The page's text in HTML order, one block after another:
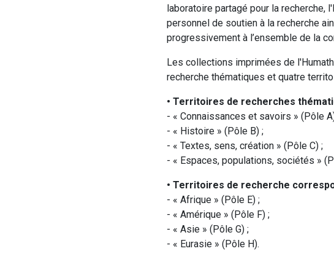
laboratoire partagé pour la recherche,
personnel de soutien à la recherche
progressivement à l’ensemble de la
Les collections imprimées de
recherche thématiques et quatre
• Territoires de recherches
- « Connaissances et savoirs » (Pôle
- « Histoire » (Pôle B) ;
- « Textes, sens, création » (Pôle C) ;
- « Espaces, populations, sociétés »
• Territoires de recherche
- « Afrique » (Pôle E) ;
- « Amérique » (Pôle F) ;
- « Asie » (Pôle G) ;
- « Eurasie » (Pôle H).